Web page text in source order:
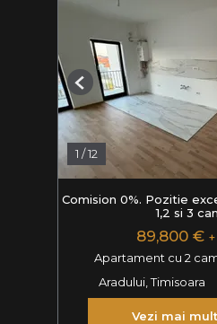
1 /12
Previous
Comision 0%. Pozitie
1,2 si 3
89,800 €
Apartament cu 2
Aradului, Timisoara
Vezi mai